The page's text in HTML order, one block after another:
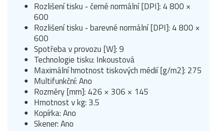
Rozlišení tisku - černé normální [DPI]: 4 800 ×
600
Rozlišení tisku - barevné normální [DPI]: 4 800 ×
600
Spotřeba v provozu [W]: 9
Technologie tisku: Inkoustová
Maximální hmotnost tiskových médií [g/m2]: 275
Multifunkční: Ano
Rozměry [mm]: 426 × 306 × 145
Hmotnost v kg: 3.5
Kopírka: Ano
Skener: Ano